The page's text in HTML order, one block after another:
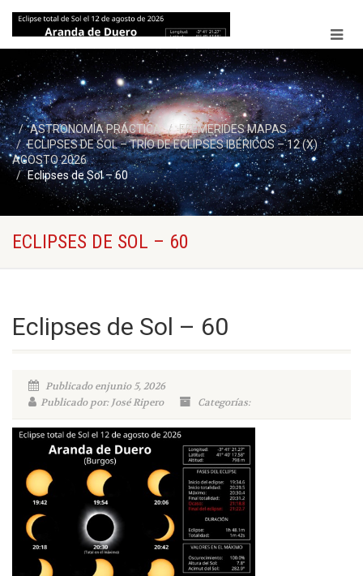
ASTRONOMÍA PRÁCTICA
EFEMERIDES MAPAS
ECLIPSES DE SOL – TRÍO DE ECLIPSES IBÉRICOS – 12 (X)
AGOSTO 2026
Eclipses de Sol – 60
ECLIPSES DE SOL – 60
Eclipses de Sol – 60
Publicado enjunio 5, 2026
Publicado por: José Ripero
Categorías: